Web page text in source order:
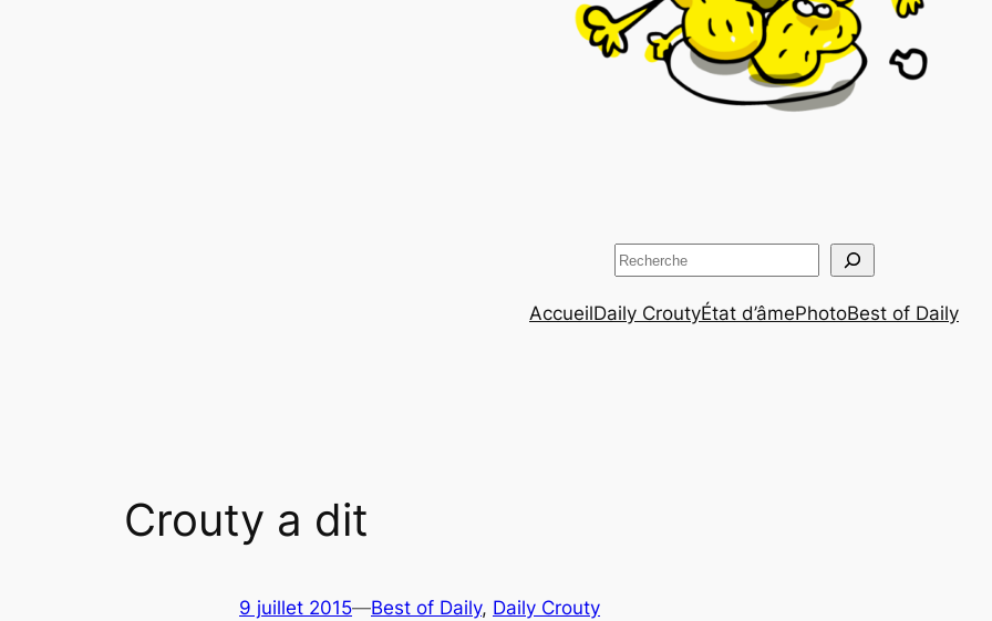
Rechercher
AccueilDaily CroutyÉtat d’âmePhotoBest of Daily
Crouty a dit
9 juillet 2015—Best of Daily, Daily Crouty